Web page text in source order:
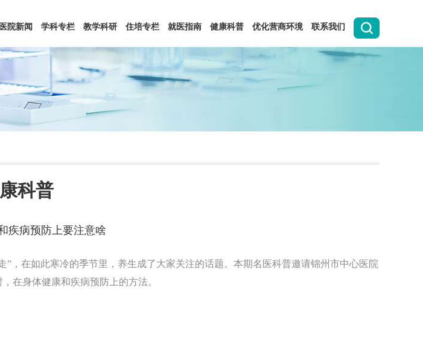
医院新闻 学科专栏 教学科研 住培专栏 就医指南 健康科普 优化营商环境 联系我们
科普
疾病预防上要注意啥
”，在如此寒冷的季节里，养生成了大家关注的话题。本期名医科普邀请锦州市中心医院
在身体健康和疾病预防上的方法。